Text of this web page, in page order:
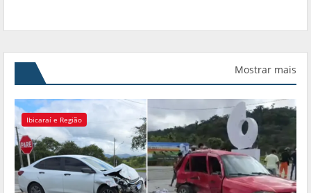
Mostrar mais
Ibicaraí e Região